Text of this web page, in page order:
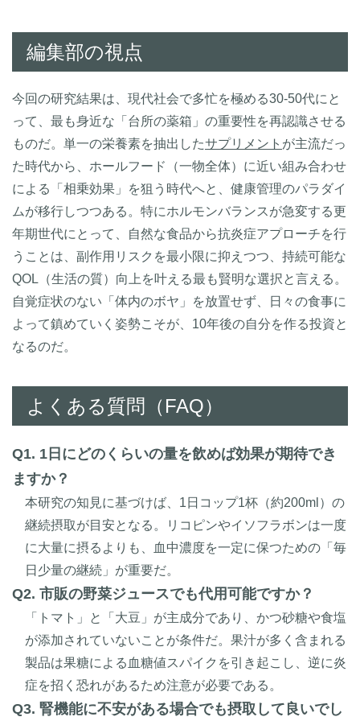
編集部の視点
今回の研究結果は、現代社会で多忙を極める30-50代にと
って、最も身近な「台所の薬箱」の重要性を再認識させる
ものだ。単一の栄養素を抽出したサプリメント が主流だっ
た時代から、ホールフード（一物全体）に近い組み合わせ
による「相乗効果」を狙う時代へと、健康管理のパラダイ
ムが移行しつつある。特にホルモンバランスが急変する更
年期世代にとって、自然な食品から抗炎症アプローチを行
うことは、副作用リスクを最小限に抑えつつ、持続可能な
QOL（生活の質）向上を叶える最も賢明な選択と言える。
自覚症状のない「体内のボヤ」を放置せず、日々の食事に
よって鎮めていく姿勢こそが、10年後の自分を作る投資と
なるのだ。
よくある質問（FAQ）
Q1. 1日にどのくらいの量を飲めば効果が期待でき
ますか？
本研究の知見に基づけば、1日コップ1杯（約200ml）の
継続摂取が目安となる。リコピンやイソフラボンは一度
に大量に摂るよりも、血中濃度を一定に保つための「毎
日少量の継続」が重要だ。
Q2. 市販の野菜ジュースでも代用可能ですか？
「トマト」と「大豆」が主成分であり、かつ砂糖や食塩
が添加されていないことが条件だ。果汁が多く含まれる
製品は果糖による血糖値スパイクを引き起こし、逆に炎
症を招く恐れがあるため注意が必要である。
Q3. 腎機能に不安がある場合でも摂取して良いでし